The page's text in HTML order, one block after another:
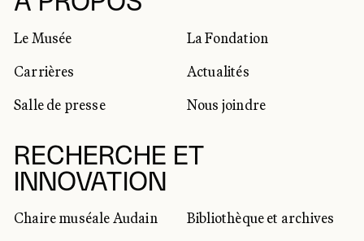
Le Musée
La Fondation
Carrières
Actualités
Salle de presse
Nous joindre
RECHERCHE ET
INNOVATION
Chaire muséale Audain
Bibliothèque et archives